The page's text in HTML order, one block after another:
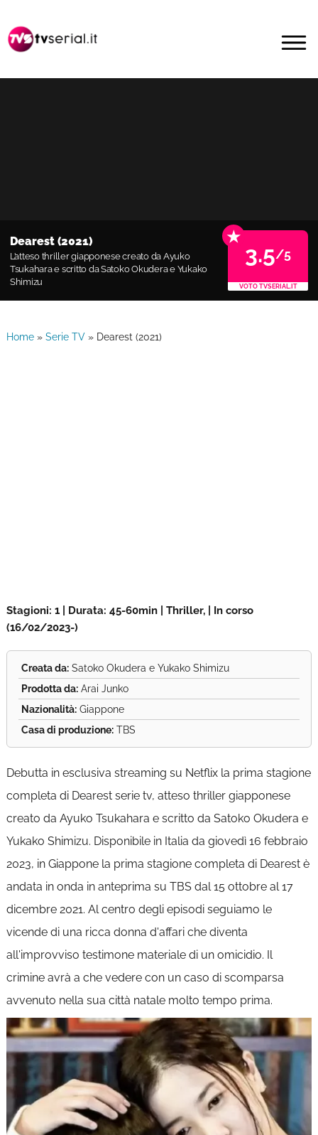
alla
navigazione
contenuto
MENU
Dearest (2021)
L’atteso thriller giapponese creato da Ayuko
Tsukahara e scritto da Satoko Okudera e Yukako
Shimizu
★
3.5/5
VOTO TVSERIAL.IT
Home» Serie TV» Dearest (2021)
Stagioni: 1 | Durata: 45-60min | Thriller, | In corso
(16/02/2023-)
Creata da:Satoko Okudera e Yukako Shimizu
Prodotta da:Arai Junko
Nazionalità:Giappone
Casa di produzione:TBS
Debutta in esclusiva streaming su Netflix la prima stagione
completa di Dearest serie tv, atteso thriller giapponese
creato da Ayuko Tsukahara e scritto da Satoko Okudera e
Yukako Shimizu. Disponibile in Italia da giovedì 16 febbraio
2023, in Giappone la prima stagione completa di Dearest è
andata in onda in anteprima su TBS dal 15 ottobre al 17
dicembre 2021. Al centro degli episodi seguiamo le
vicende di una ricca donna d'affari che diventa
all'improvviso testimone materiale di un omicidio. Il
crimine avrà a che vedere con un caso di scomparsa
avvenuto nella sua città natale molto tempo prima.